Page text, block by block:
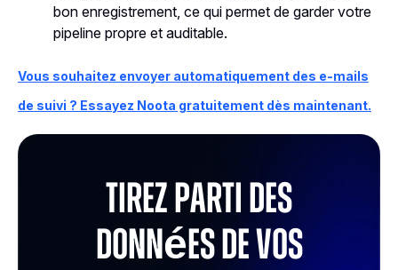
bon enregistrement, ce qui permet de garder votre
pipeline propre et auditable.
Vous souhaitez envoyer automatiquement des e-mails
de suivi ? Essayez Noota gratuitement dès maintenant.
Tirez parti des
données de vos